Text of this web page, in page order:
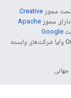
تحت مجوز Creative
مجوز Apache
خطمشی‌های سایت Google
مراجعه کنید. جاوا علامت تجاری ثبت‌شده Oracle و/یا شرکت‌های وابسته